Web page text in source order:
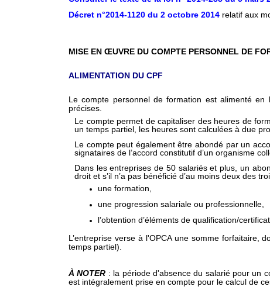
Décret n°2014-1120 du 2 octobre 2014 relatif aux
MISE EN ŒUVRE DU COMPTE PERSONNEL DE
ALIMENTATION DU CPF
Le compte personnel de formation est alimenté
précises.
Le compte permet de capitaliser des heures de
un temps partiel, les heures sont calculées à due
Le compte peut également être abondé par un
signataires de l’accord constitutif d’un organisme
Dans les entreprises de 50 salariés et plus, un
droit et s’il n’a pas bénéficié d’au moins deux des
une formation,
une progression salariale ou professionnelle,
l’obtention d’éléments de qualification/
L’entreprise verse à l'OPCA une somme forfaitaire,
temps partiel).
À NOTER : la période d'absence du salarié pour un
est intégralement prise en compte pour le calcul de